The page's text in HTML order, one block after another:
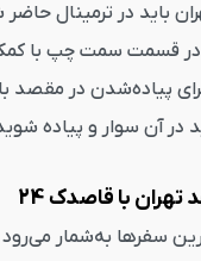
در قسمت سمت چپ با کمک
پیاده‌شدن در مقصد
در آن سوار و پیاده
با قاصدک 24
سفرها به‌شمار